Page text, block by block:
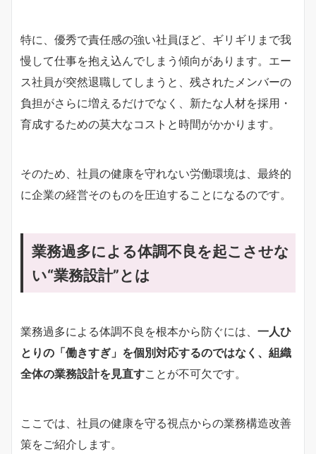
特に、優秀で責任感の強い社員ほど、ギリギリまで我
慢して仕事を抱え込んでしまう傾向があります。エー
ス社員が突然退職してしまうと、残されたメンバーの
負担がさらに増えるだけでなく、新たな人材を採用・
育成するための莫大なコストと時間がかかります。
そのため、社員の健康を守れない労働環境は、最終的
に企業の経営そのものを圧迫することになるのです。
業務過多による体調不良を起こさせな
い“業務設計”とは
業務過多による体調不良を根本から防ぐには、 一人ひ
とりの「働きすぎ」を個別対応するのではなく、組織
全体の業務設計を見直すことが不可欠です。
ここでは、社員の健康を守る視点からの業務構造改善
策をご紹介します。